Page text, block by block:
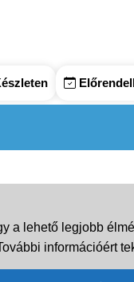
a lehető legjobb
információért